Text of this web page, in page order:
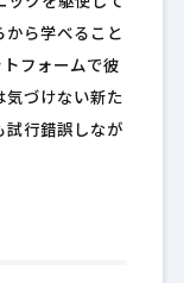
から学べること
フォームで彼
気づけない新た
試行錯誤しなが